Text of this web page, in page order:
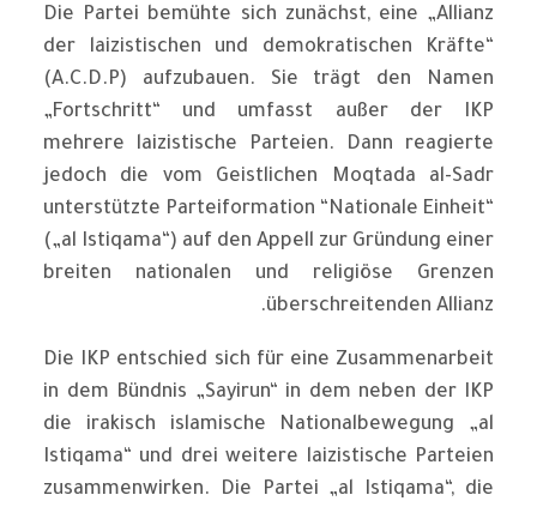
Die Partei bemühte sich zunächst, eine „Allianz
der laizistischen und demokratischen Kräfte“
(A.C.D.P) aufzubauen. Sie trägt den Namen
„Fortschritt“ und umfasst außer der IKP
mehrere laizistische Parteien. Dann reagierte
jedoch die vom Geistlichen Moqtada al-Sadr
unterstützte Parteiformation “Nationale Einheit“
(„al Istiqama“) auf den Appell zur Gründung einer
breiten nationalen und religiöse Grenzen
überschreitenden Allianz.
Die IKP entschied sich für eine Zusammenarbeit
in dem Bündnis „Sayirun“ in dem neben der IKP
die irakisch islamische Nationalbewegung „al
Istiqama“ und drei weitere laizistische Parteien
zusammenwirken. Die Partei „al Istiqama“, die